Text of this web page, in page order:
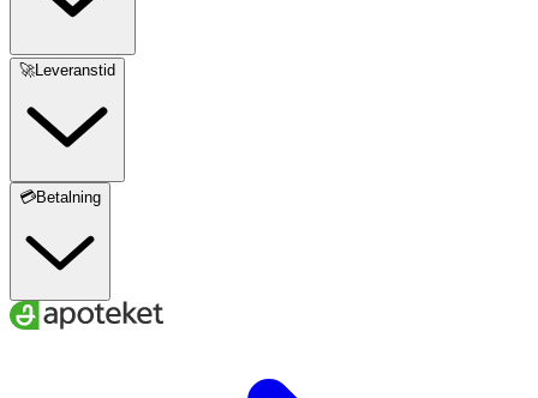
🚀Leveranstid
💳Betalning